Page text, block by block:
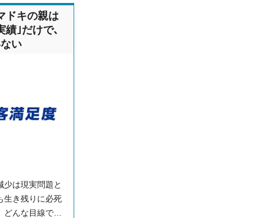
ドキの親は
｣だけで､
い
少は現実問題と
生き残りに必死
んな目線で学